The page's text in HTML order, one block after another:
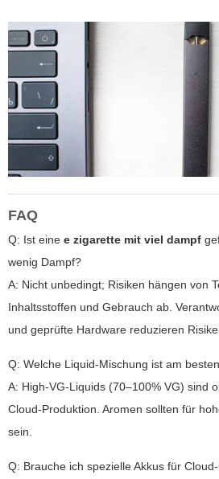
FAQ
Q: Ist eine e zigarette mit viel dampf
wenig Dampf?
A: Nicht unbedingt; Risiken hängen von
Inhaltsstoffen und Gebrauch ab.
und geprüfte Hardware reduzieren
Q: Welche Liquid-Mischung ist am
A: High-VG-Liquids (70–100% VG) sind
Cloud-Produktion. Aromen sollten für
sein.
Q: Brauche ich spezielle Akkus für